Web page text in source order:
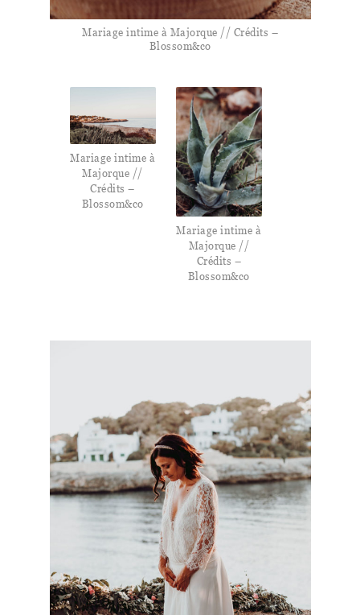
Mariage intime à Majorque // Crédits –
Blossom&co
Mariage intime à
Majorque //
Crédits –
Blossom&co
Mariage intime à
Majorque //
Crédits –
Blossom&co